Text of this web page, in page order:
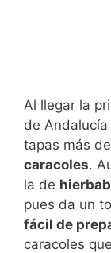
Al llegar la
de
tapas más
caracoles.
la de
pues da un
fácil de
caracoles